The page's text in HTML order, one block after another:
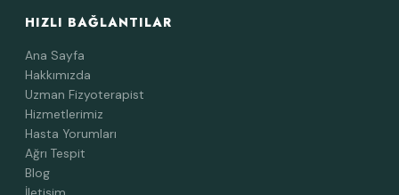
HIZLI BAĞLANTILAR
Ana Sayfa
Hakkımızda
Uzman Fizyoterapist
Hizmetlerimiz
Hasta Yorumları
Ağrı Tespit
Blog